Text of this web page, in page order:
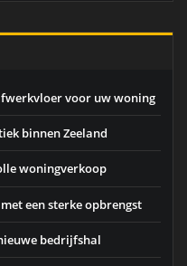
voor uw woning
binnen Zeeland
woningverkoop
een sterke opbrengst
bedrijfshal